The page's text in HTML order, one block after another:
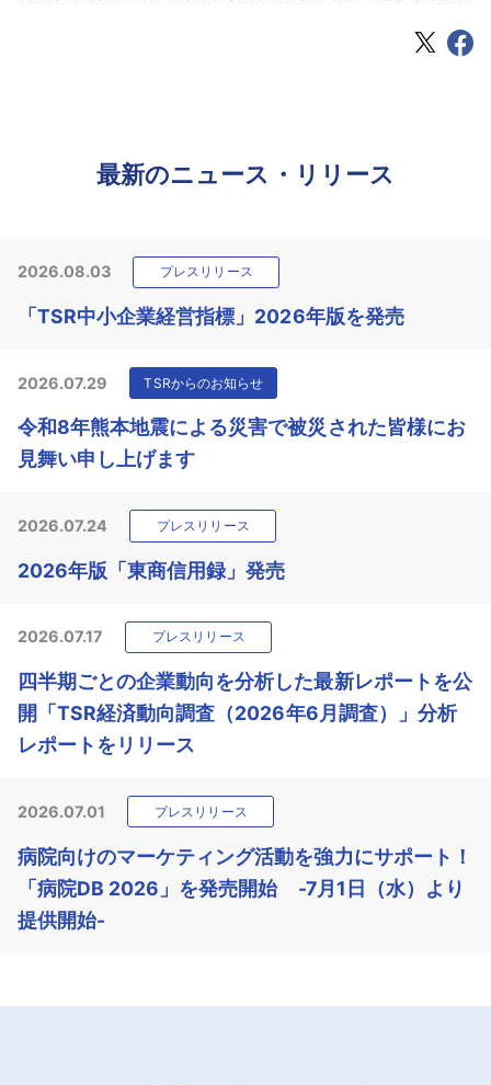
最新のニュース・リリース
2026.08.03 プレスリリース
「TSR中小企業経営指標」2026年版を発売
2026.07.29 TSRからのお知らせ
令和8年熊本地震による災害で被災された皆様にお
見舞い申し上げます
2026.07.24 プレスリリース
2026年版「東商信用録」発売
2026.07.17 プレスリリース
四半期ごとの企業動向を分析した最新レポートを公
開「TSR経済動向調査（2026年6月調査）」分析
レポートをリリース
2026.07.01 プレスリリース
病院向けのマーケティング活動を強力にサポート！
「病院DB 2026」を発売開始 -7月1日（水）より
提供開始-